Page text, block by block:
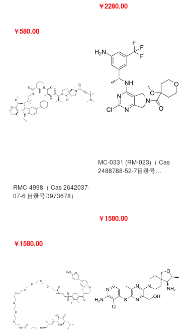
￥580.00
RMC-4998（ Cas 2642037-
07-6 目录号D973678）
￥1580.00
￥2280.00
MC-0331 (RM-023)（ Cas
2488788-52-7目录号
￥1580.00